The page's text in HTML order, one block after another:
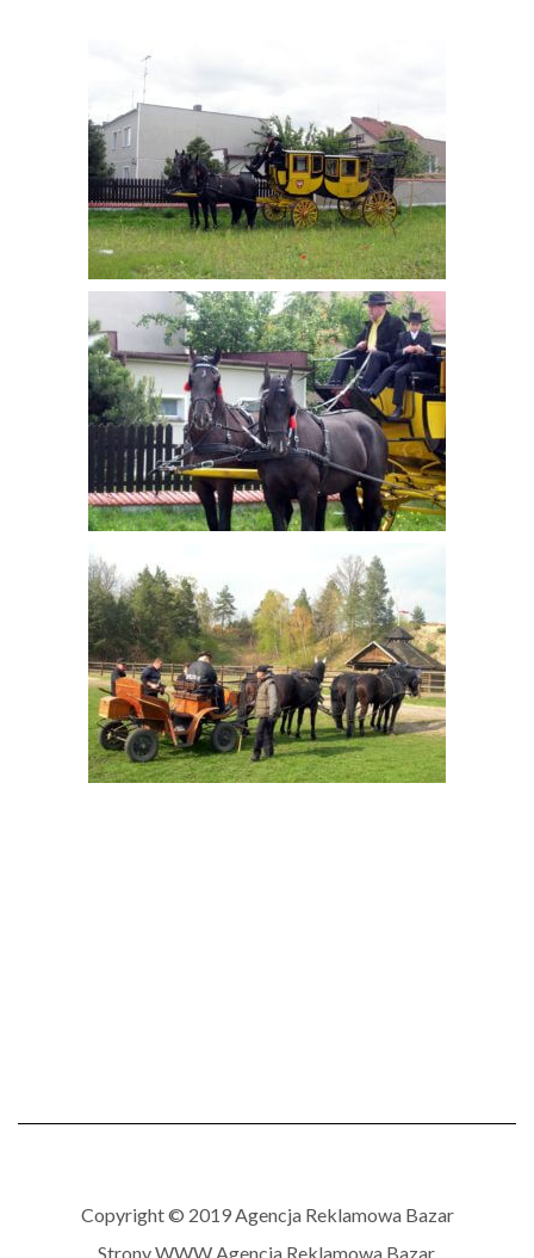
Copyright © 2019 Agencja Reklamowa Bazar
Strony WWWAgencja Reklamowa Bazar.